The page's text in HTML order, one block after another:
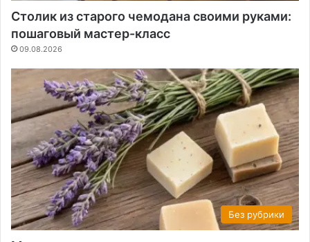
Столик из старого чемодана своими руками:
пошаговый мастер-класс
09.08.2026
Без рубрики